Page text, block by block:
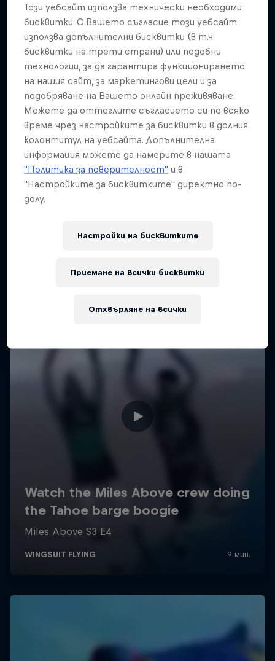
Watch these guys fly among the
shooting stars
3 Снимки
Този уебсайт използва технически необходими
бисквитки. С Вашето съгласие този уебсайт
използва допълнителни бисквитки (в т.ч.
бисквитки на трети страни) или подобни
технологии, за да гарантира функционирането
на нашия сайт, за маркетингови цели и за
подобряване на Вашето онлайн преживяване.
Можете да оттеглите съгласието си по всяко
време чрез настройките за бисквитки в долния
колонтитул на уебсайта. Допълнителна
информация можете да намерите в нашата
"Политика за поверителност" и в
"Настройките за бисквитките" директно по-
долу.
Настройки на бисквитките
Отхвърляне на всички
Приемане на всички бисквитки